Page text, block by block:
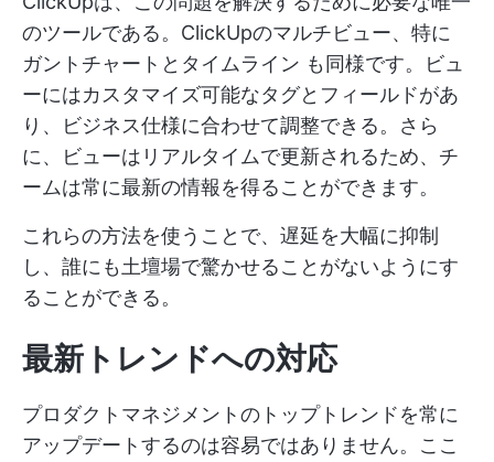
のツールである。ClickUpのマルチビュー、特に
ガントチャートとタイムライン も同様です。ビュ
ーにはカスタマイズ可能なタグとフィールドがあ
り、ビジネス仕様に合わせて調整できる。さら
に、ビューはリアルタイムで更新されるため、チ
ームは常に最新の情報を得ることができます。
これらの方法を使うことで、遅延を大幅に抑制
し、誰にも土壇場で驚かせることがないようにす
ることができる。
最新トレンドへの対応
プロダクトマネジメントのトップトレンドを常に
アップデートするのは容易ではありません。ここ